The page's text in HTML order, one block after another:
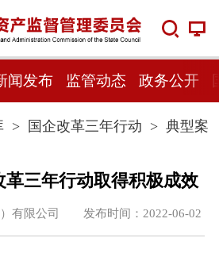
闻发布 监管动态 政务公开
> 国企改革三年行动 > 典型案
革三年行动取得积极成效
）有限公司 发布时间：2022-06-02